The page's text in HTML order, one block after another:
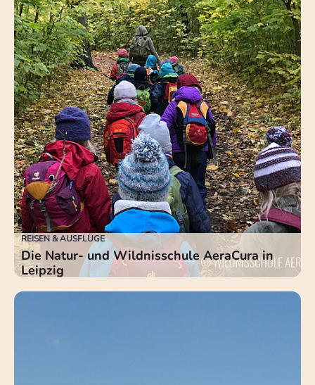
REISEN & AUSFLÜGE
Die Natur- und Wildnisschule AeraCura in
Leipzig